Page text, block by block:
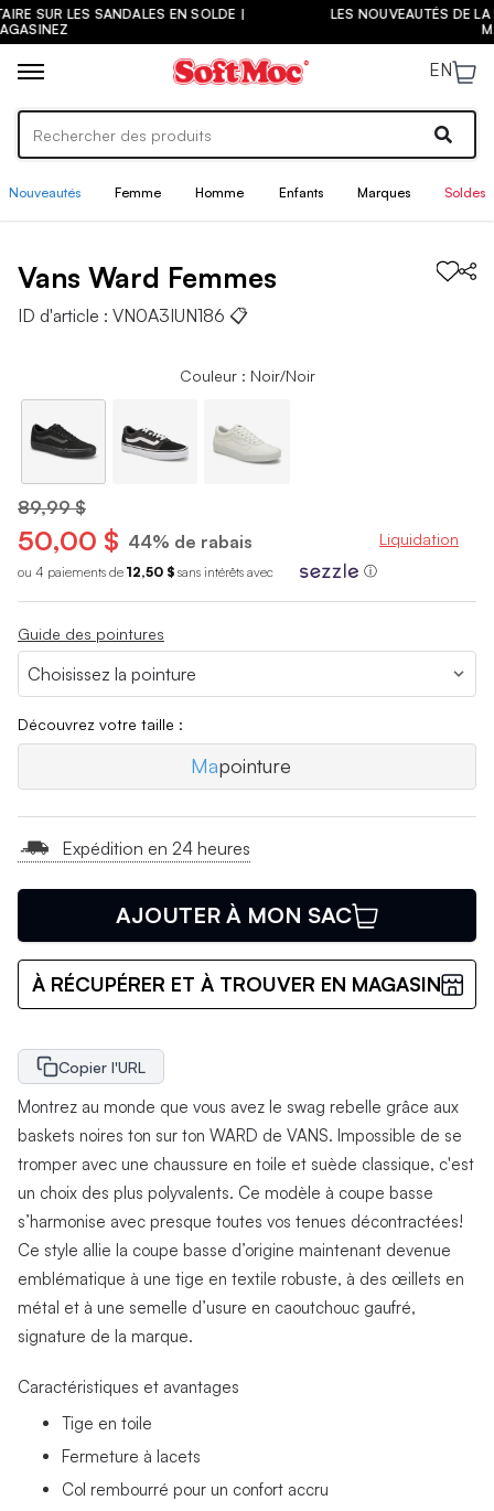
EN SOLDE |
LES NOUVEAUTÉS DE LA PRÉ-
EN
Nouveautés Femme Homme Enfants Marques Soldes
Vans Ward Femmes
ID d'article : VN0A3IUN186 📋
Couleur : Noir/Noir
89,99 $
50,00 $ 44% de rabais Liquidation
ou 4 paiements de 12,50 $ sans intérêts avec ⓘ
Guide des pointures
Découvrez votre taille :
Mapointure
Expédition en 24 heures
AJOUTER À MON SAC
À RÉCUPÉRER ET À TROUVER EN MAGASIN
Copier l'URL
Montrez au monde que vous avez le swag rebelle grâce aux
baskets noires ton sur ton WARD de VANS. Impossible de se
tromper avec une chaussure en toile et suède classique, c'est
un choix des plus polyvalents. Ce modèle à coupe basse
s’harmonise avec presque toutes vos tenues décontractées!
Ce style allie la coupe basse d’origine maintenant devenue
emblématique à une tige en textile robuste, à des œillets en
métal et à une semelle d’usure en caoutchouc gaufré,
signature de la marque.
Caractéristiques et avantages
Tige en toile
Fermeture à lacets
Col rembourré pour un confort accru